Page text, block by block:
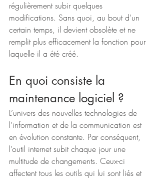
régulièrement subir quelques
modifications. Sans quoi, au bout d’un
certain temps, il devient obsolète et ne
remplit plus efficacement la fonction pour
laquelle il a été créé.
En quoi consiste la
maintenance logiciel ?
L’univers des nouvelles technologies de
l’information et de la communication est
en évolution constante. Par conséquent,
l’outil internet subit chaque jour une
multitude de changements. Ceux-ci
affectent tous les outils qui lui sont liés et